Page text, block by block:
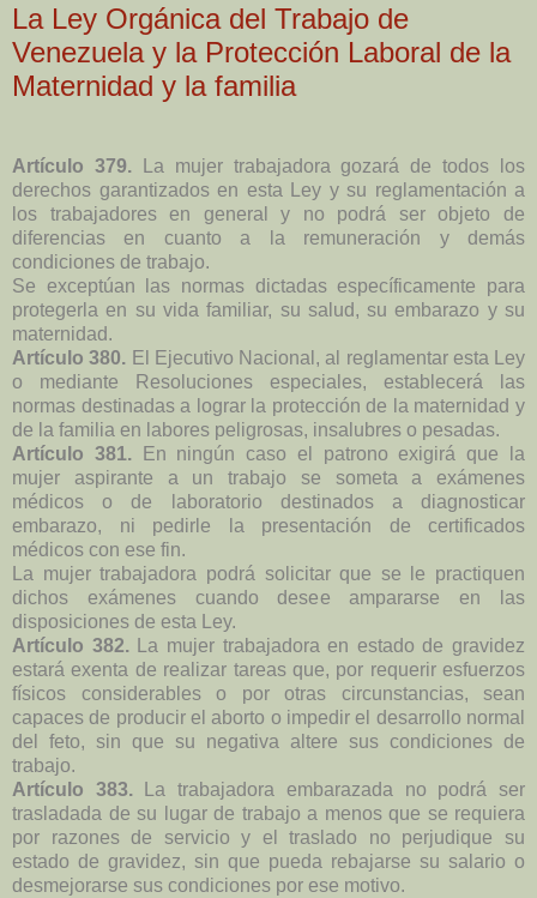
La Ley Orgánica del Trabajo de
Venezuela y la Protección Laboral de la
Maternidad y la familia
Artículo 379.La mujer trabajadora gozará de todos los
derechos garantizados en esta Ley y su reglamentación a
los trabajadores en general y no podrá ser objeto de
diferencias en cuanto a la remuneración y demás
condiciones de trabajo.
Se exceptúan las normas dictadas específicamente para
protegerla en su vida familiar, su salud, su embarazo y su
maternidad.
Artículo 380. El Ejecutivo Nacional, al reglamentar esta Ley
o mediante Resoluciones especiales, establecerá las
normas destinadas a lograr la protección de la maternidad y
de la familia en labores peligrosas, insalubres o pesadas.
Artículo 381.En ningún caso el patrono exigirá que la
mujer aspirante a un trabajo se someta a exámenes
médicos o de laboratorio destinados a diagnosticar
embarazo, ni pedirle la presentación de certificados
médicos con ese fin.
La mujer trabajadora podrá solicitar que se le practiquen
dichos exámenes cuando desee ampararse en las
disposiciones de esta Ley.
Artículo 382.La mujer trabajadora en estado de gravidez
estará exenta de realizar tareas que, por requerir esfuerzos
físicos considerables o por otras circunstancias, sean
capaces de producir el aborto o impedir el desarrollo normal
del feto, sin que su negativa altere sus condiciones de
trabajo.
Artículo 383.La trabajadora embarazada no podrá ser
trasladada de su lugar de trabajo a menos que se requiera
por razones de servicio y el traslado no perjudique su
estado de gravidez, sin que pueda rebajarse su salario o
desmejorarse sus condiciones por ese motivo.